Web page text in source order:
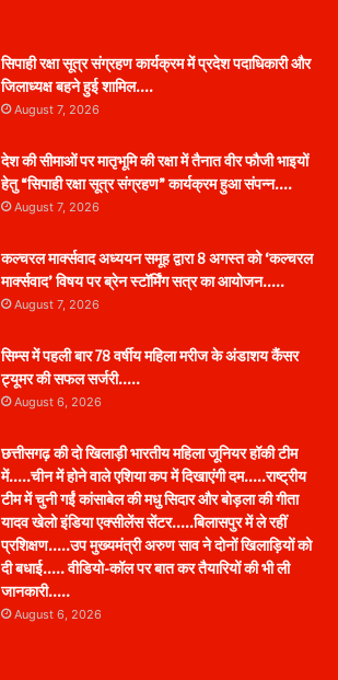
सिपाही रक्षा सूत्र संग्रहण कार्यक्रम में प्रदेश पदाधिकारी और
जिलाध्यक्ष बहने हुई शामिल….
August 7, 2026
देश की सीमाओं पर मातृभूमि की रक्षा में तैनात वीर फौजी भाइयों
हेतु “सिपाही रक्षा सूत्र संग्रहण” कार्यक्रम हुआ संपन्न….
August 7, 2026
कल्चरल मार्क्सवाद अध्ययन समूह द्वारा 8 अगस्त को ‘कल्चरल
मार्क्सवाद’ विषय पर ब्रेन स्टॉर्मिंग सत्र का आयोजन…..
August 7, 2026
सिम्स में पहली बार 78 वर्षीय महिला मरीज के अंडाशय कैंसर
ट्यूमर की सफल सर्जरी…..
August 6, 2026
छत्तीसगढ़ की दो खिलाड़ी भारतीय महिला जूनियर हॉकी टीम
में…..चीन में होने वाले एशिया कप में दिखाएंगी दम…..राष्ट्रीय
टीम में चुनी गईं कांसाबेल की मधु सिदार और बोड़ला की गीता
यादव खेलो इंडिया एक्सीलेंस सेंटर…..बिलासपुर में ले रहीं
प्रशिक्षण…..उप मुख्यमंत्री अरुण साव ने दोनों खिलाड़ियों को
दी बधाई….. वीडियो-कॉल पर बात कर तैयारियों की भी ली
जानकारी…..
August 6, 2026